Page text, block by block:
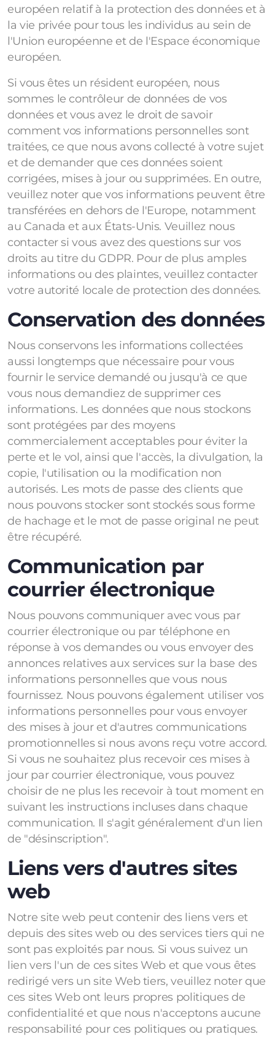
européen relatif à la protection des données et à
la vie privée pour tous les individus au sein de
l'Union européenne et de l'Espace économique
européen.
Si vous êtes un résident européen, nous
sommes le contrôleur de données de vos
données et vous avez le droit de savoir
comment vos informations personnelles sont
traitées, ce que nous avons collecté à votre sujet
et de demander que ces données soient
corrigées, mises à jour ou supprimées. En outre,
veuillez noter que vos informations peuvent être
transférées en dehors de l'Europe, notamment
au Canada et aux États-Unis. Veuillez nous
contacter si vous avez des questions sur vos
droits au titre du GDPR. Pour de plus amples
informations ou des plaintes, veuillez contacter
votre autorité locale de protection des données.
Conservation des données
Nous conservons les informations collectées
aussi longtemps que nécessaire pour vous
fournir le service demandé ou jusqu'à ce que
vous nous demandiez de supprimer ces
informations. Les données que nous stockons
sont protégées par des moyens
commercialement acceptables pour éviter la
perte et le vol, ainsi que l'accès, la divulgation, la
copie, l'utilisation ou la modification non
autorisés. Les mots de passe des clients que
nous pouvons stocker sont stockés sous forme
de hachage et le mot de passe original ne peut
être récupéré.
Communication par
courrier électronique
Nous pouvons communiquer avec vous par
courrier électronique ou par téléphone en
réponse à vos demandes ou vous envoyer des
annonces relatives aux services sur la base des
informations personnelles que vous nous
fournissez. Nous pouvons également utiliser vos
informations personnelles pour vous envoyer
des mises à jour et d'autres communications
promotionnelles si nous avons reçu votre accord.
Si vous ne souhaitez plus recevoir ces mises à
jour par courrier électronique, vous pouvez
choisir de ne plus les recevoir à tout moment en
suivant les instructions incluses dans chaque
communication. Il s'agit généralement d'un lien
de "désinscription".
Liens vers d'autres sites
web
Notre site web peut contenir des liens vers et
depuis des sites web ou des services tiers qui ne
sont pas exploités par nous. Si vous suivez un
lien vers l'un de ces sites Web et que vous êtes
redirigé vers un site Web tiers, veuillez noter que
ces sites Web ont leurs propres politiques de
confidentialité et que nous n'acceptons aucune
responsabilité pour ces politiques ou pratiques.